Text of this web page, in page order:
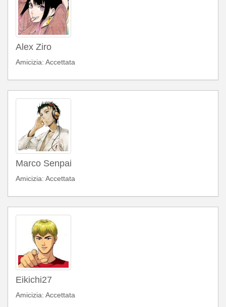
Alex Ziro
Amicizia: Accettata
Marco Senpai
Amicizia: Accettata
Eikichi27
Amicizia: Accettata